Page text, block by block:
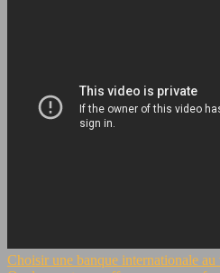
Choisir une banque internationale au